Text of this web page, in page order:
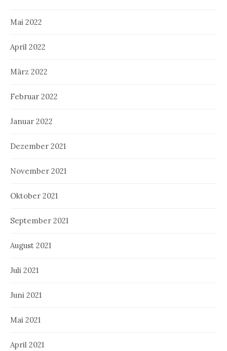
Mai 2022
April 2022
März 2022
Februar 2022
Januar 2022
Dezember 2021
November 2021
Oktober 2021
September 2021
August 2021
Juli 2021
Juni 2021
Mai 2021
April 2021